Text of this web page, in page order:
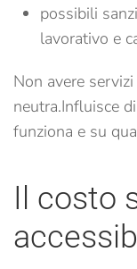
possibili
lavorativo e
Non avere
neutra.Influisce
funziona e su
Il costo